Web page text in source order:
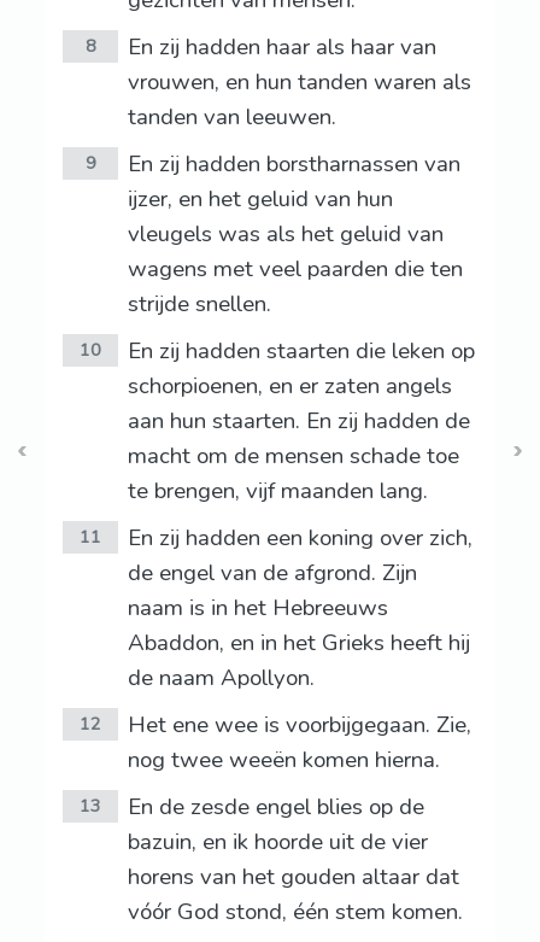
8
En zij hadden haar als haar van
vrouwen, en hun tanden waren als
tanden van leeuwen.
9
En zij hadden borstharnassen van
ijzer, en het geluid van hun
vleugels was als het geluid van
wagens met veel paarden die ten
strijde snellen.
10
En zij hadden staarten die leken op
schorpioenen, en er zaten angels
aan hun staarten. En zij hadden de
macht om de mensen schade toe
te brengen, vijf maanden lang.
11
En zij hadden een koning over zich,
de engel van de afgrond. Zijn
naam is in het Hebreeuws
Abaddon, en in het Grieks heeft hij
de naam Apollyon.
12
Het ene wee is voorbijgegaan. Zie,
nog twee weeën komen hierna.
13
En de zesde engel blies op de
bazuin, en ik hoorde uit de vier
horens van het gouden altaar dat
vóór God stond, één stem komen.